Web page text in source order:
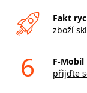
Fakt
zboží
6
F-
přijďte